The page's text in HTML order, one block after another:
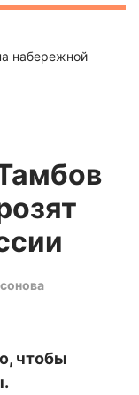
набережной
чтобы